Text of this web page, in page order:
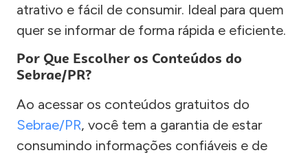
atrativo e fácil de consumir. Ideal para quem
quer se informar de forma rápida e eficiente.
Por Que Escolher os Conteúdos do
Sebrae/PR?
Ao acessar os conteúdos gratuitos do
Sebrae/PR, você tem a garantia de estar
consumindo informações confiáveis e de